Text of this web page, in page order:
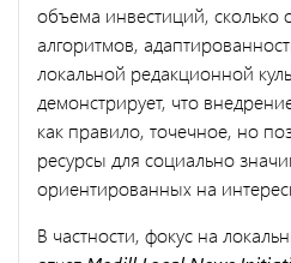
объема инвестиций, сколько
алгоритмов,
локальной редакционной
демонстрирует, что
как правило, точечное, но
ресурсы для социально
ориентированных на
В частности, фокус на